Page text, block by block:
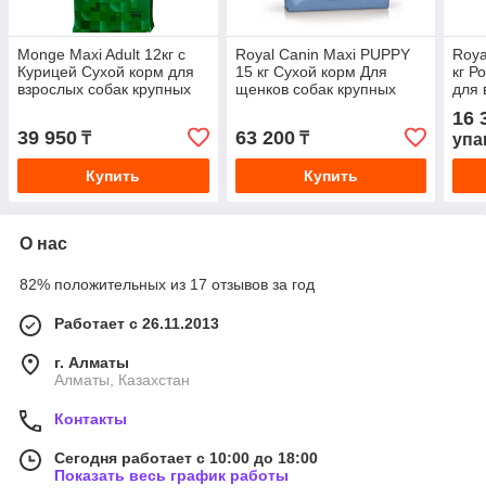
Monge Maxi Adult 12кг с
Курицей Сухой корм для
взрослых собак крупных
39 950 ₸
Купить
Royal Canin Maxi PUPPY
15 кг Сухой корм Для
щенков собак крупных
63 200₸
Купить
кг
для
16
О нас
82% положительных из 17 отзывов за год
Работает с 26.11.2013
г. Алматы
Алматы, Казахстан
Контакты
Сегодня работает с 10:00 до 18:00
Показать весь график работы